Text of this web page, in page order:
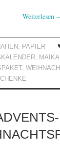
Weiterlesen
, PAPIER
, MAIKA
,